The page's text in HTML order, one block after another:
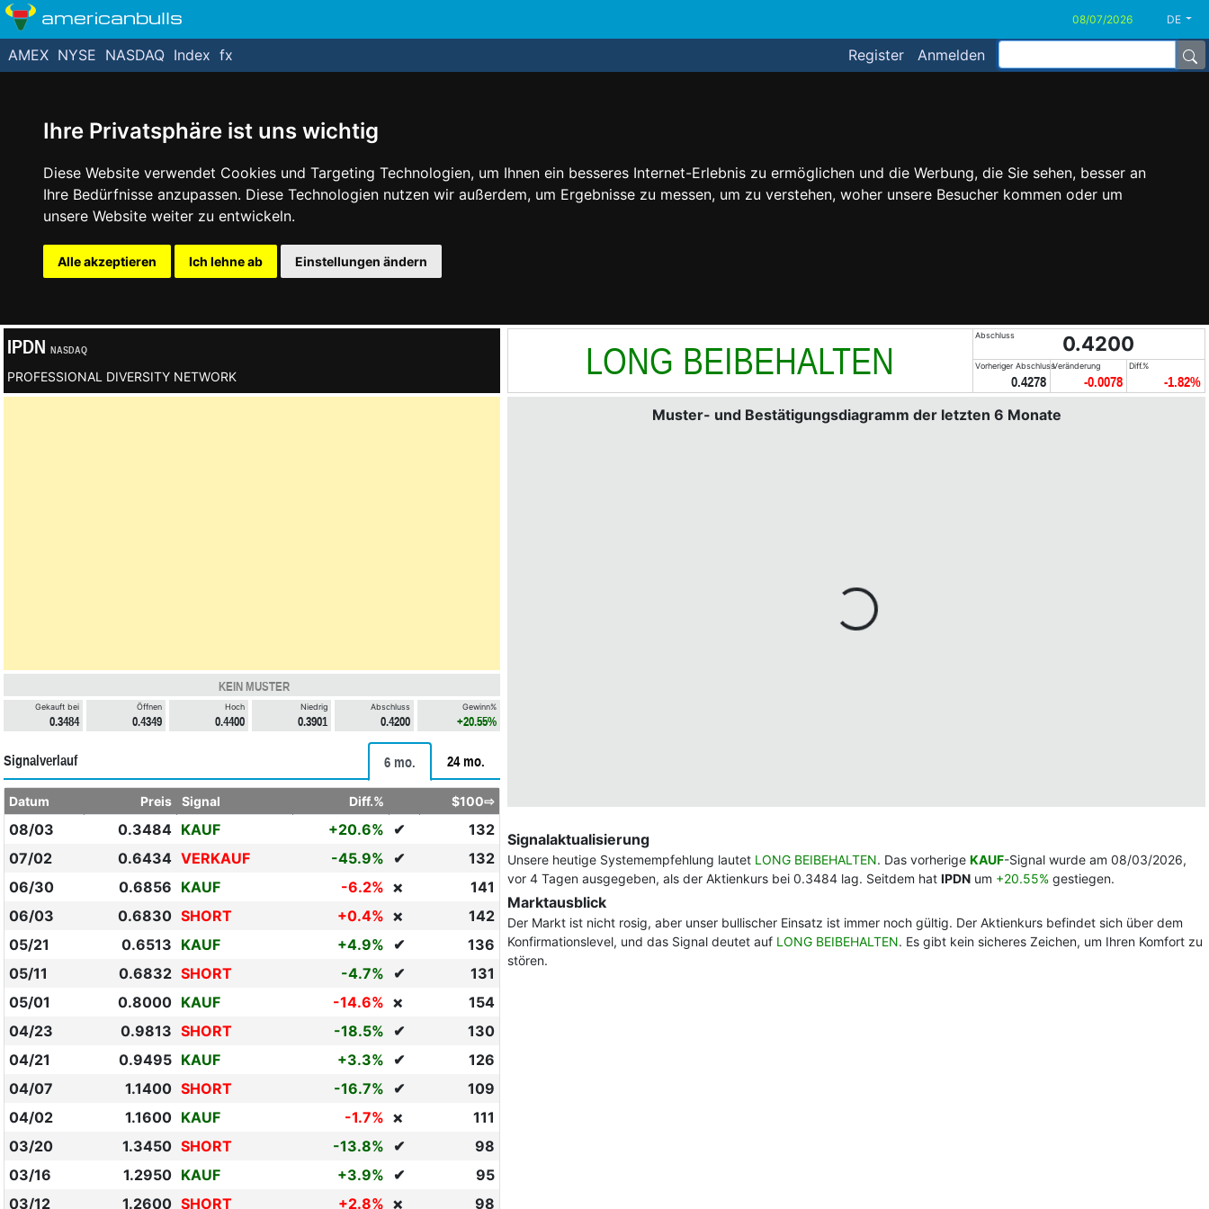
Ihre Privatsphäre ist uns wichtig
Diese Website verwendet Cookies und Targeting Technologien, um Ihnen ein besseres Internet-Erlebnis zu ermöglichen und die Werbung, die Sie sehen, besser an
Ihre Bedürfnisse anzupassen. Diese Technologien nutzen wir außerdem, um Ergebnisse zu messen, um zu verstehen, woher unsere Besucher kommen oder um
unsere Website weiter zu entwickeln.
Alle akzeptieren Ich lehne ab Einstellungen ändern
americanbulls DE
Register Anmelden
AMEX NYSE NASDAQ Index fx
IPDN NASDAQ
PROFESSIONAL DIVERSITY NETWORK LONG BEIBEHALTEN
Abschluss 0.4200
Vorheriger Abschluss
0.4278
Veränderung
-0.0078
Diff.%
-1.82%
KEIN MUSTER
Gekauft bei
0.3484
Öffnen
0.4349
Hoch
0.4400
Niedrig
0.3901
Abschluss
0.4200
Gewinn%
+20.55%
Signalverlauf 6 mo. 24 mo.
Datum Preis Signal Diff.% $100⇨
08/03 0.3484 KAUF +20.6% ✔
132
07/02
0.6434 VERKAUF -45.9% ✔
132
06/30
0.6856 KAUF -6.2% ❌
141
06/03
0.6830 SHORT +0.4% ❌
142
05/21
0.6513 KAUF +4.9% ✔
136
05/11
0.6832 SHORT -4.7% ✔
131
05/01
0.8000 KAUF -14.6% ❌
154
04/23
0.9813 SHORT -18.5% ✔
130
04/21
0.9495 KAUF +3.3% ✔
126
04/07
1.1400 SHORT -16.7% ✔
109
04/02
1.1600 KAUF -1.7% ❌
111
03/20
1.3450 SHORT -13.8% ✔
98
03/16
1.2950 KAUF +3.9% ✔
95
03/12
1.2600 SHORT +2.8% ❌ 98
Muster- und Bestätigungsdiagramm der letzten 6 Monate
Signalaktualisierung
Unsere heutige Systemempfehlung lautet LONG BEIBEHALTEN. Das vorherige KAUF-Signal wurde am 08/03/2026,
vor 4 Tagen ausgegeben, als der Aktienkurs bei 0.3484 lag. Seitdem hat IPDN um +20.55% gestiegen.
Marktausblick
Der Markt ist nicht rosig, aber unser bullischer Einsatz ist immer noch gültig. Der Aktienkurs befindet sich über dem
Konfirmationslevel, und das Signal deutet auf LONG BEIBEHALTEN. Es gibt kein sicheres Zeichen, um Ihren Komfort zu
stören.